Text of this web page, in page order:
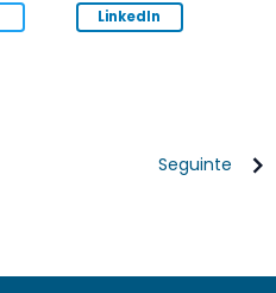
LinkedIn
Seguinte